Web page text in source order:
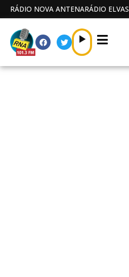
RÁDIO NOVA ANTENARÁDIO ELVAS